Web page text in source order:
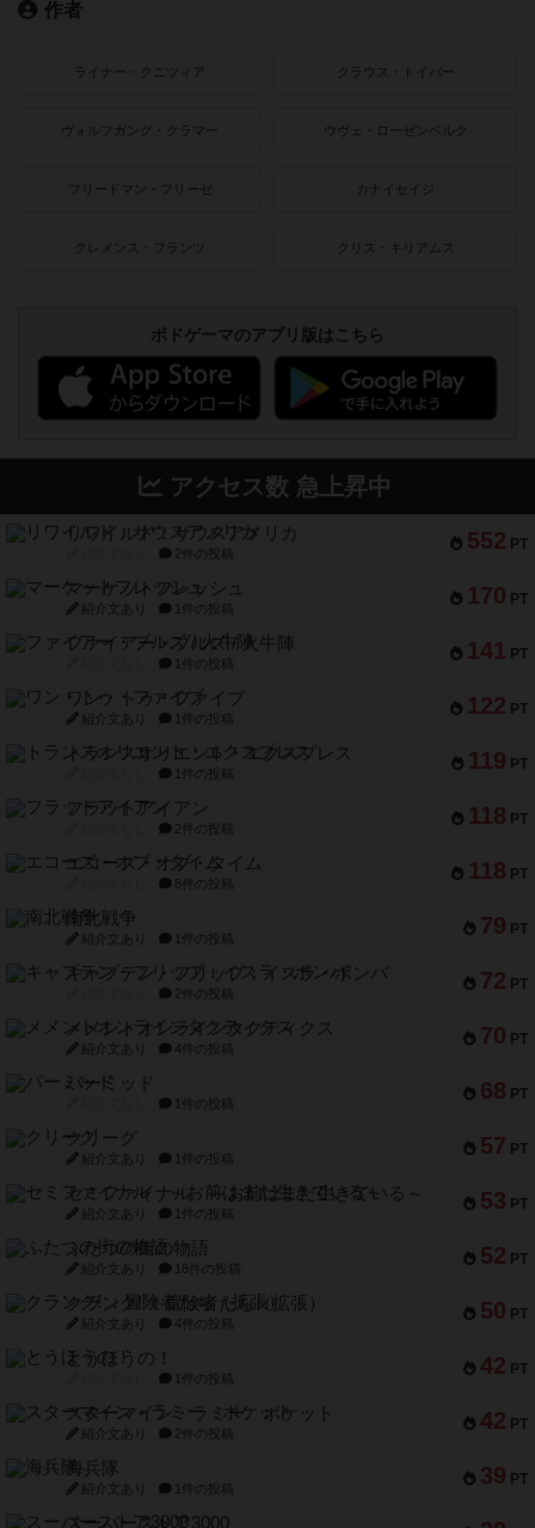
作者
ライナー・クニツィア クラウス・トイバー
ヴォルフガング・クラマー ウヴェ・ローゼンベルク
フリードマン・フリーゼ カナイセイジ
クレメンス・フランツ クリス・キリアムス
ボドゲーマのアプリ版はこちら
アクセス数 急上昇中
552 PT
リワイルド：サウスアメリカ
2件の投稿
170 PT
マーケットフレッシュ
紹介文あり 1件の投稿
141 PT
ファイアー・ブルズ / 火牛陣
1件の投稿
122 PT
ワン・トゥ・ファイブ
紹介文あり 1件の投稿
119 PT
トランスオリエント・エクスプレス
1件の投稿
118 PT
フラットアイアン
2件の投稿
118 PT
エコーズ・オブ・タイム
8件の投稿
79 PT
南北戦争
紹介文あり 1件の投稿
72 PT
キャプテン・フリップ：イスラ・ボンバ
2件の投稿
70 PT
メメントオンラインタクティクス
紹介文あり 4件の投稿
68 PT
パーミッド
1件の投稿
57 PT
クリーグ
紹介文あり 1件の投稿
53 PT
セミファイナル ～お前はまだ生きている～
紹介文あり 1件の投稿
52 PT
ふたつの街の物語
紹介文あり 18件の投稿
50 PT
クランク! ：冒険者たち（拡張）
紹介文あり 4件の投稿
42 PT
とうほうの！
1件の投稿
42 PT
スターマイン・ラミー ポケット
紹介文あり 2件の投稿
39 PT
海兵隊
紹介文あり 1件の投稿
スーパーストア3000